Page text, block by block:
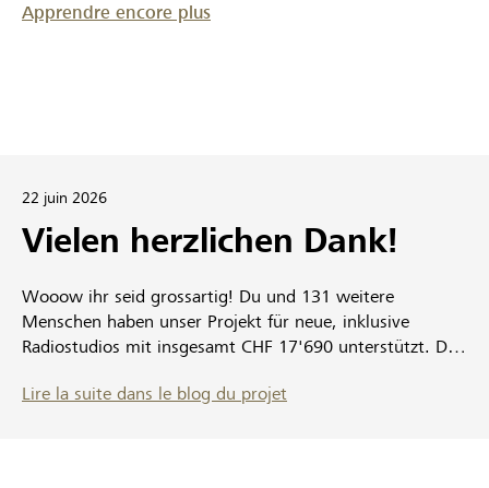
Apprendre encore plus
22 juin 2026
Vielen herzlichen Dank!
Wooow ihr seid grossartig! Du und 131 weitere
Menschen haben unser Projekt für neue, inklusive
Radiostudios mit insgesamt CHF 17'690 unterstützt. Das
danke für diese wertvolle Unterstützung, wir freuen uns
Lire la suite dans le blog du projet